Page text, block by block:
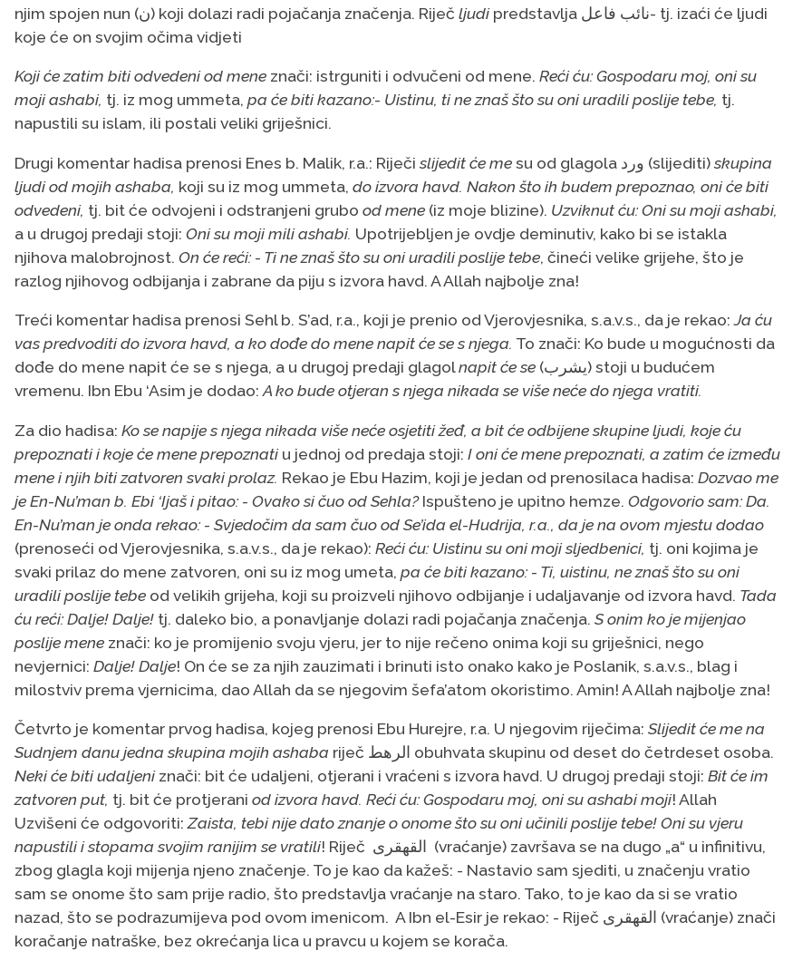
njim spojen nun (ن) koji dolazi radi pojačanja značenja. Riječ ljudipredstavlja نائب فاعل- tj. izaći će ljudi
koje će on svojim očima vidjeti
Koji će zatim biti odvedeni od mene znači: istrguniti i odvučeni od mene. Reći ću: Gospodaru moj, oni su
moji ashabi, tj. iz mog ummeta, pa će biti kazano:- Uistinu, ti ne znaš što su oni uradili poslije tebe, tj.
napustili su islam, ili postali veliki griješnici.
Drugi komentar hadisa prenosi Enes b. Malik, r.a.: Riječislijedit će me su od glagola ورد (slijediti)skupina
ljudi od mojih ashaba, koji su iz mog ummeta, do izvora havd. Nakon što ih budem prepoznao, oni će biti
odvedeni, tj. bit će odvojeni i odstranjeni grubo od mene (iz moje blizine). Uzviknut ću: Oni su moji ashabi,
a u drugoj predaji stoji: Oni su moji mili ashabi. Upotrijebljen je ovdje deminutiv, kako bi se istakla
njihova malobrojnost. On će reći: - Ti ne znaš što su oni uradili poslije tebe, čineći velike grijehe, što je
razlog njihovog odbijanja i zabrane da piju s izvora havd. A Allah najbolje zna!
Treći komentar hadisa prenosi Sehl b. S’ad, r.a., koji je prenio od Vjerovjesnika, s.a.v.s., da je rekao:Ja ću
vas predvoditi do izvora havd, a ko dođe do mene napit će se s njega. To znači: Ko bude u mogućnosti da
dođe do mene napit će se s njega, a u drugoj predaji glagolnapit će se (يشرب) stoji u budućem
vremenu. Ibn Ebu ‘Asim je dodao:A ko bude otjeran s njega nikada se više neće do njega vratiti.
Za dio hadisa: Ko se napije s njega nikada više neće osjetiti žeđ, a bit će odbijene skupine ljudi, koje ću
prepoznati i koje će mene prepoznatiu jednoj od predaja stoji: I oni će mene prepoznati, a zatim će između
mene i njih biti zatvoren svaki prolaz. Rekao je Ebu Hazim, koji je jedan od prenosilaca hadisa: Dozvao me
je En-Nu’man b. Ebi ‘Ijaš i pitao: - Ovako si čuo od Sehla?Ispušteno je upitno hemze. Odgovorio sam: Da.
En-Nu’man je onda rekao: - Svjedočim da sam čuo od Se’ida el-Hudrija, r.a., da je na ovom mjestu dodao
(prenoseći od Vjerovjesnika, s.a.v.s., da je rekao): Reći ću: Uistinu su oni moji sljedbenici, tj. oni kojima je
svaki prilaz do mene zatvoren, oni su iz mog umeta, pa će biti kazano: - Ti, uistinu, ne znaš što su oni
uradili poslije tebe od velikih grijeha, koji su proizveli njihovo odbijanje i udaljavanje od izvora havd. Tada
ću reći: Dalje! Dalje! tj. daleko bio, a ponavljanje dolazi radi pojačanja značenja. S onim ko je mijenjao
poslije mene znači: ko je promijenio svoju vjeru, jer to nije rečeno onima koji su griješnici, nego
nevjernici: Dalje! Dalje! On će se za njih zauzimati i brinuti isto onako kako je Poslanik, s.a.v.s., blag i
milostviv prema vjernicima, dao Allah da se njegovim šefa’atom okoristimo. Amin! A Allah najbolje zna!
Četvrto je komentar prvog hadisa, kojeg prenosi Ebu Hurejre, r.a. U njegovim riječima: Slijedit će me na
Sudnjem danu jedna skupina mojih ashaba
riječ الرهط obuhvata skupinu od deset do četrdeset osoba.
Neki će biti udaljeniznači: bit će udaljeni, otjerani i vraćeni s izvora havd. U drugoj predaji stoji: Bit će im
zatvoren put, tj. bit će protjerani od izvora havd. Reći ću: Gospodaru moj, oni su ashabi moji! Allah
Uzvišeni će odgovoriti:Zaista, tebi nije dato znanje o onome što su oni učinili poslije tebe! Oni su vjeru
napustili i stopama svojim ranijim se vratili! Riječ القهقرى (vraćanje) završava se na dugo „a“ u infinitivu,
zbog glagla koji mijenja njeno značenje. To je kao da kažeš: - Nastavio sam sjediti, u značenju vratio
sam se onome što sam prije radio, što predstavlja vraćanje na staro. Tako, to je kao da si se vratio
nazad, što se podrazumijeva pod ovom imenicom. A Ibn el-Esir je rekao: - Riječ القهقرى (vraćanje) znači
koračanje natraške, bez okrećanja lica u pravcu u kojem se korača.